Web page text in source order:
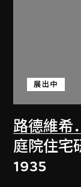
路德維希
展出中
庭院住宅
1935